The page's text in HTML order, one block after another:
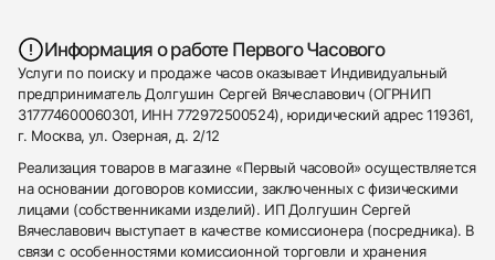
Информация о работе Первого Часового
Услуги по поиску и продаже часов оказывает Индивидуальный
предприниматель Долгушин Сергей Вячеславович (ОГРНИП
317774600060301, ИНН 772972500524), юридический адрес 119361,
г. Москва, ул. Озерная, д. 2/12
Реализация товаров в магазине «Первый часовой» осуществляется
на основании договоров комиссии, заключенных с физическими
лицами (собственниками изделий). ИП Долгушин Сергей
Вячеславович выступает в качестве комиссионера (посредника). В
связи с особенностями комиссионной торговли и хранения